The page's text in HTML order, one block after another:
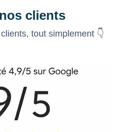
clients
tout simplement 👇